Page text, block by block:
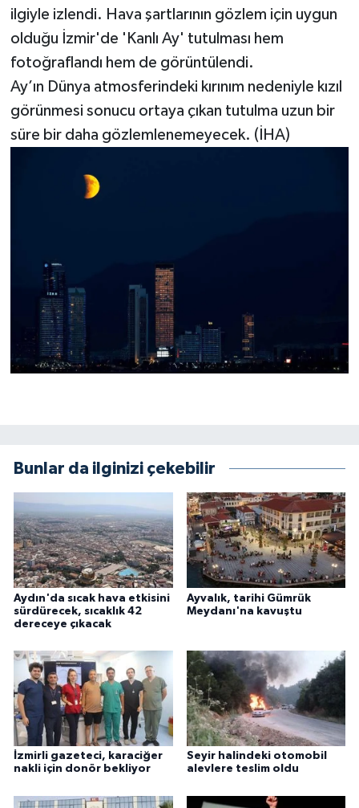
ilgiyle izlendi. Hava şartlarının gözlem için uygun
olduğu İzmir'de 'Kanlı Ay' tutulması hem
fotoğraflandı hem de görüntülendi.
Ay’ın Dünya atmosferindeki kırınım nedeniyle kızıl
görünmesi sonucu ortaya çıkan tutulma uzun bir
süre bir daha gözlemlenemeyecek. (İHA)
Bunlar da ilginizi çekebilir
Aydın'da sıcak hava etkisini
sürdürecek, sıcaklık 42
dereceye çıkacak
Ayvalık, tarihi Gümrük
Meydanı'na kavuştu
İzmirli gazeteci, karaciğer
nakli için donör bekliyor
Seyir halindeki otomobil
alevlere teslim oldu